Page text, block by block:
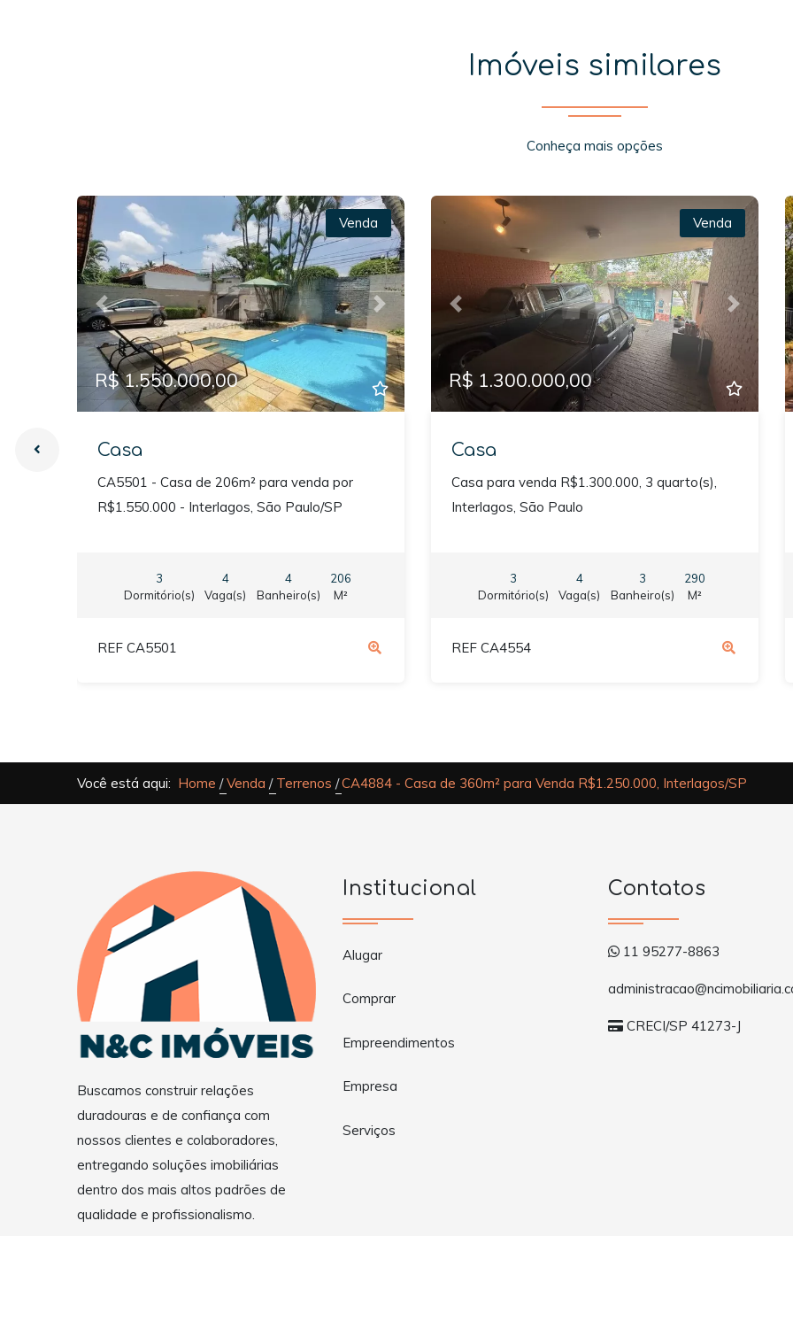
Imóveis similares
Conheça mais opções
Previous Next
Venda
R$ 1.550.000,00
Casa
CA5501 - Casa de 206m² para venda por
R$1.550.000 - Interlagos, São Paulo/SP
3
Dormitório(s)
4
Vaga(s)
4
Banheiro(s)
206
M²
REF CA5501
Previous Next
Venda
R$ 1.300.000,00
Casa
Casa para venda R$1.300.000, 3 quarto(s),
Interlagos, São Paulo
3
Dormitório(s)
4
Vaga(s)
3
Banheiro(s)
290
M²
REF CA4554
Você está aqui: Home Venda Terrenos CA4884 - Casa de 360m² para Venda R$1.250.000, Interlagos/SP
Buscamos construir relações
duradouras e de confiança com
nossos clientes e colaboradores,
entregando soluções imobiliárias
dentro dos mais altos padrões de
qualidade e profissionalismo.
Institucional
Alugar
Comprar
Empreendimentos
Empresa
Serviços
Contatos
11 95277-8863
CRECI/SP 41273-J